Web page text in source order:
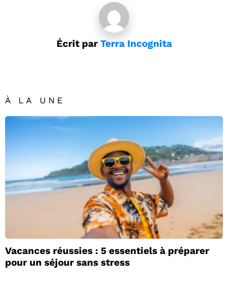
Écrit par Terra Incognita
À LA UNE
Vacances réussies : 5 essentiels à préparer
pour un séjour sans stress